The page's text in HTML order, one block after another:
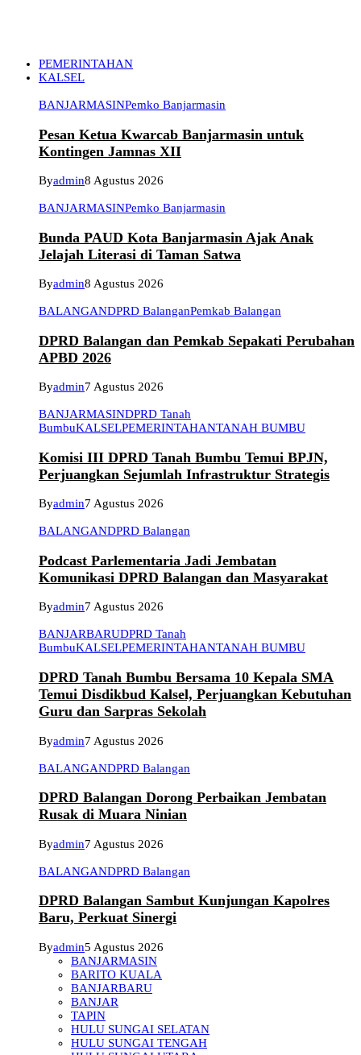
PEMERINTAHAN
KALSEL
BANJARMASINPemko Banjarmasin
Pesan Ketua Kwarcab Banjarmasin untuk
Kontingen Jamnas XII
Byadmin8 Agustus 2026
BANJARMASINPemko Banjarmasin
Bunda PAUD Kota Banjarmasin Ajak Anak
Jelajah Literasi di Taman Satwa
Byadmin8 Agustus 2026
BALANGANDPRD BalanganPemkab Balangan
DPRD Balangan dan Pemkab Sepakati Perubahan
APBD 2026
Byadmin7 Agustus 2026
BANJARMASINDPRD Tanah
BumbuKALSELPEMERINTAHANTANAH BUMBU
Komisi III DPRD Tanah Bumbu Temui BPJN,
Perjuangkan Sejumlah Infrastruktur Strategis
Byadmin7 Agustus 2026
BALANGANDPRD Balangan
Podcast Parlementaria Jadi Jembatan
Komunikasi DPRD Balangan dan Masyarakat
Byadmin7 Agustus 2026
BANJARBARUDPRD Tanah
BumbuKALSELPEMERINTAHANTANAH BUMBU
DPRD Tanah Bumbu Bersama 10 Kepala SMA
Temui Disdikbud Kalsel, Perjuangkan Kebutuhan
Guru dan Sarpras Sekolah
Byadmin7 Agustus 2026
BALANGANDPRD Balangan
DPRD Balangan Dorong Perbaikan Jembatan
Rusak di Muara Ninian
Byadmin7 Agustus 2026
BALANGANDPRD Balangan
DPRD Balangan Sambut Kunjungan Kapolres
Baru, Perkuat Sinergi
Byadmin5 Agustus 2026
BANJARMASIN
BARITO KUALA
BANJARBARU
BANJAR
TAPIN
HULU SUNGAI SELATAN
HULU SUNGAI TENGAH